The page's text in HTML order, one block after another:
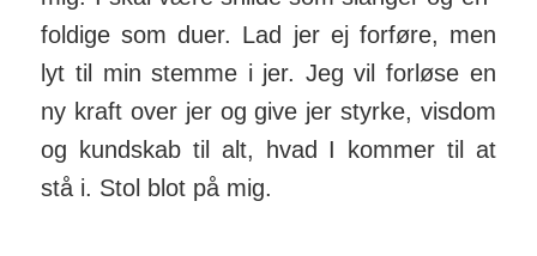
foldige som duer. Lad jer ej forføre, men
lyt til min stemme i jer. Jeg vil forløse en
ny kraft over jer og give jer styrke, vis­dom
og kundskab til alt, hvad I kommer til at
stå i. Stol blot på mig.